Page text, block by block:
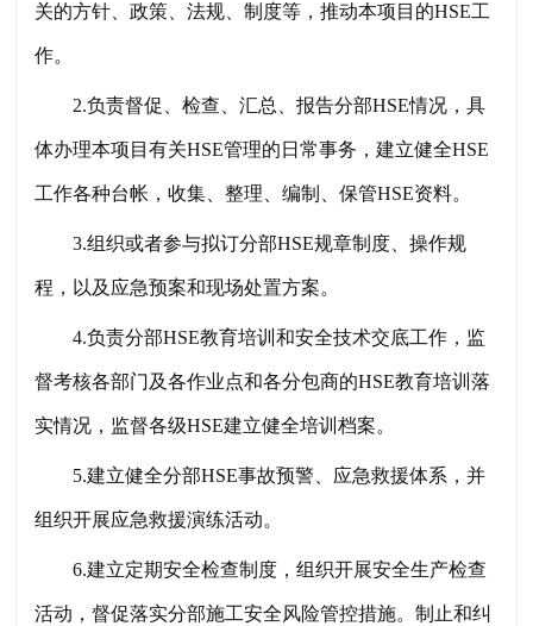
关的方针、政策、法规、制度等，推动本项目的HSE工
作。
2.负责督促、检查、汇总、报告分部HSE情况，具
体办理本项目有关HSE管理的日常事务，建立健全HSE
工作各种台帐，收集、整理、编制、保管HSE资料。
3.组织或者参与拟订分部HSE规章制度、操作规
程，以及应急预案和现场处置方案。
4.负责分部HSE教育培训和安全技术交底工作，监
督考核各部门及各作业点和各分包商的HSE教育培训落
实情况，监督各级HSE建立健全培训档案。
5.建立健全分部HSE事故预警、应急救援体系，并
组织开展应急救援演练活动。
6.建立定期安全检查制度，组织开展安全生产检查
活动，督促落实分部施工安全风险管控措施。制止和纠